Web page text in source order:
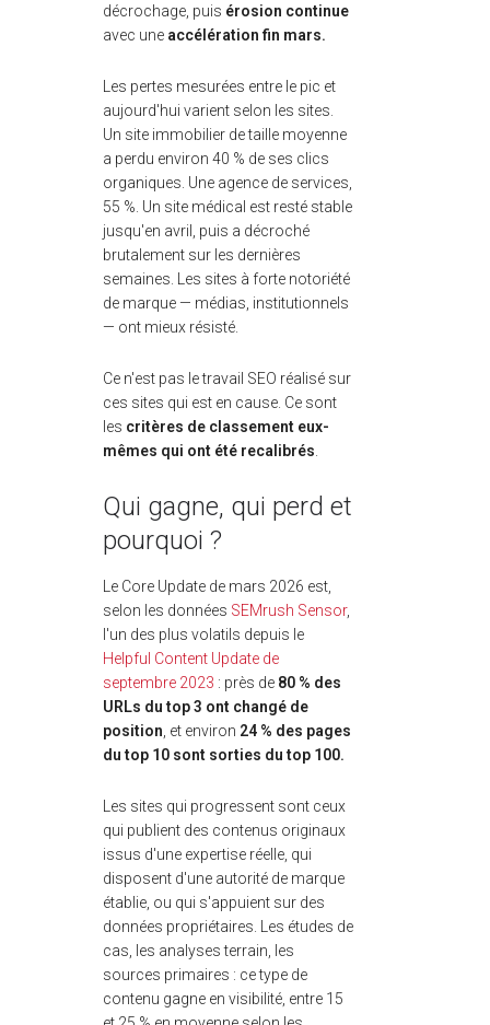
décrochage, puis érosion continue
avec une accélération fin mars.
Les pertes mesurées entre le pic et
aujourd'hui varient selon les sites.
Un site immobilier de taille moyenne
a perdu environ 40 % de ses clics
organiques. Une agence de services,
55 %. Un site médical est resté stable
jusqu'en avril, puis a décroché
brutalement sur les dernières
semaines. Les sites à forte notoriété
de marque — médias, institutionnels
— ont mieux résisté.
Ce n'est pas le travail SEO réalisé sur
ces sites qui est en cause. Ce sont
les critères de classement eux-
mêmes qui ont été recalibrés
Qui gagne, qui perd et
pourquoi ?
Le Core Update de mars 2026 est,
selon les données SEMrush Sensor,
l'un des plus volatils depuis le
Helpful Content Update de
septembre 2023 : près de 80 % des
URLs du top 3 ont changé de
position , et environ 24 % des pages
du top 10 sont sorties du top 100.
Les sites qui progressent sont ceux
qui publient des contenus originaux
issus d'une expertise réelle, qui
disposent d'une autorité de marque
établie, ou qui s'appuient sur des
données propriétaires. Les études de
cas, les analyses terrain, les
sources primaires : ce type de
contenu gagne en visibilité, entre 15